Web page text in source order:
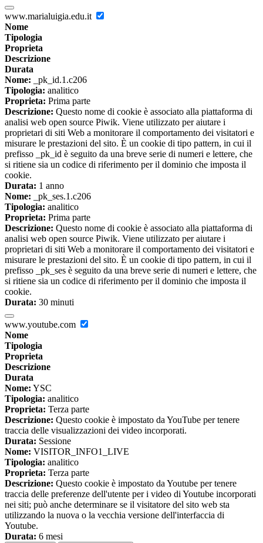
www.marialuigia.edu.it
Nome
Tipologia
Proprieta
Descrizione
Durata
Nome: _pk_id.1.c206
Tipologia: analitico
Proprieta: Prima parte
Descrizione: Questo nome di cookie è associato alla piattaforma di
analisi web open source Piwik. Viene utilizzato per aiutare i
proprietari di siti Web a monitorare il comportamento dei visitatori e
misurare le prestazioni del sito. È un cookie di tipo pattern, in cui il
prefisso _pk_id è seguito da una breve serie di numeri e lettere, che
si ritiene sia un codice di riferimento per il dominio che imposta il
cookie.
Durata: 1 anno
Nome: _pk_ses.1.c206
Tipologia: analitico
Proprieta: Prima parte
Descrizione: Questo nome di cookie è associato alla piattaforma di
analisi web open source Piwik. Viene utilizzato per aiutare i
proprietari di siti Web a monitorare il comportamento dei visitatori e
misurare le prestazioni del sito. È un cookie di tipo pattern, in cui il
prefisso _pk_ses è seguito da una breve serie di numeri e lettere, che
si ritiene sia un codice di riferimento per il dominio che imposta il
cookie.
Durata: 30 minuti
www.youtube.com
Nome
Tipologia
Proprieta
Descrizione
Durata
Nome: YSC
Tipologia: analitico
Proprieta: Terza parte
Descrizione: Questo cookie è impostato da YouTube per tenere
traccia delle visualizzazioni dei video incorporati.
Durata: Sessione
Nome: VISITOR_INFO1_LIVE
Tipologia: analitico
Proprieta: Terza parte
Descrizione: Questo cookie è impostato da Youtube per tenere
traccia delle preferenze dell'utente per i video di Youtube incorporati
nei siti; può anche determinare se il visitatore del sito web sta
utilizzando la nuova o la vecchia versione dell'interfaccia di
Youtube.
Durata: 6 mesi